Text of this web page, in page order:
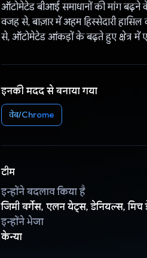
ऑटोमेटेड बीआई समाधानों की मांग
वजह से, बाज़ार में अहम हिस्सेदारी
से, ऑटोमेटेड आंकड़ों के बढ़ते हुए क्षेत्र में
इनकी मदद से बनाया गया
वेब/Chrome
टीम
इन्होंने बदलाव किया है
जिमी बर्गेस, एलन येट्स, डेनियल्स, मिच
इन्होंने भेजा
केन्या